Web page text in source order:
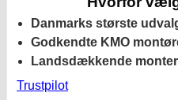
Danmarks største
Godkendte KMO
Landsdækkende
Trustpilot